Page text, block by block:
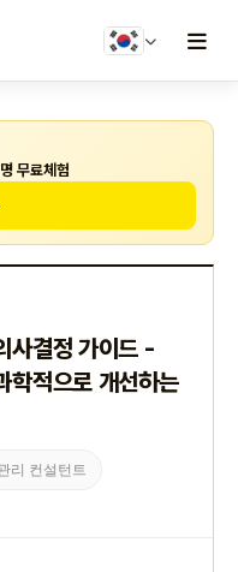
무료체험
사결정 가이드 -
학적으로 개선하는
리 컨설턴트